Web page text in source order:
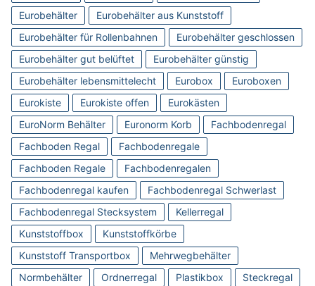
Eurobehälter
Eurobehälter aus Kunststoff
Eurobehälter für Rollenbahnen
Eurobehälter geschlossen
Eurobehälter gut belüftet
Eurobehälter günstig
Eurobehälter lebensmittelecht
Eurobox
Euroboxen
Eurokiste
Eurokiste offen
Eurokästen
EuroNorm Behälter
Euronorm Korb
Fachbodenregal
Fachboden Regal
Fachbodenregale
Fachboden Regale
Fachbodenregalen
Fachbodenregal kaufen
Fachbodenregal Schwerlast
Fachbodenregal Stecksystem
Kellerregal
Kunststoffbox
Kunststoffkörbe
Kunststoff Transportbox
Mehrwegbehälter
Normbehälter
Ordnerregal Plastikbox
Steckregal